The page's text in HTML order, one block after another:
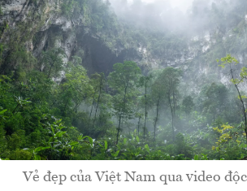
Vẻ đẹp của Việt Nam qua video